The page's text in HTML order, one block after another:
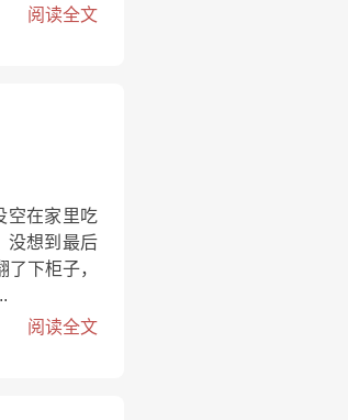
阅读全文
空在家里吃
没想到最后
下柜子，
阅读全文